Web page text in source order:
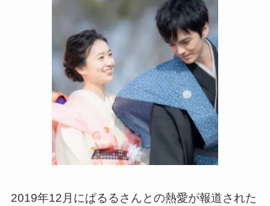
2019年12月にぱるるさんとの熱愛が報道された